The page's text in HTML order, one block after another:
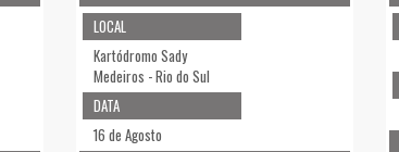
LOCAL
Kartódromo Sady
Medeiros - Rio do Sul
DATA
16 de Agosto